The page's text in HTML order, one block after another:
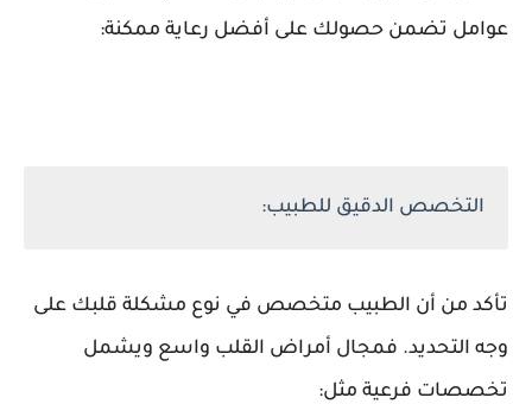
عوامل تضمن حصولك على أفضل رعاية ممكنة:
التخصص الدقيق للطبيب:
تأكد من أن الطبيب متخصص في نوع مشكلة قلبك على
وجه التحديد. فمجال أمراض القلب واسع ويشمل
تخصصات فرعية مثل: